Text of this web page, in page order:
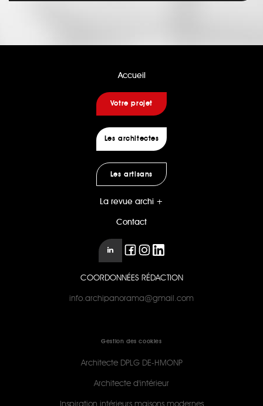
Accueil
Votre projet
Les architectes
Les artisans
La revue archi +
Contact
COORDONNÉES RÉDACTION
info.archipanorama@gmail.com
Gestion des cookies
Architecte DPLG DE-HMONP
Architecte d'intérieur
Inspiration intérieurs maisons modernes